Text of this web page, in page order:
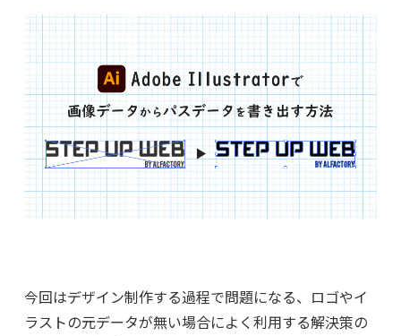
今回はデザイン制作する過程で問題になる、ロゴやイ
ラストの元データが無い場合によく利用する解決策の